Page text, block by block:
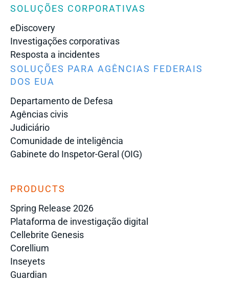
SOLUÇÕES CORPORATIVAS
eDiscovery
Investigações corporativas
Resposta a incidentes
SOLUÇÕES PARA AGÊNCIAS FEDERAIS
DOS EUA
Departamento de Defesa
Agências civis
Judiciário
Comunidade de inteligência
Gabinete do Inspetor-Geral (OIG)
PRODUCTS
Spring Release 2026
Plataforma de investigação digital
Cellebrite Genesis
Corellium
Inseyets
Guardian